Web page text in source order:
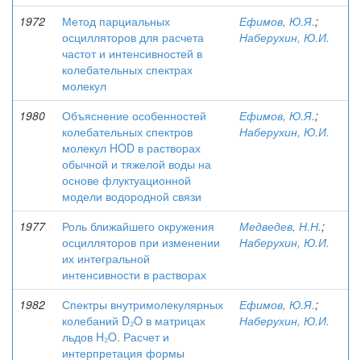
1972
Метод парциальных
осцилляторов для расчета
частот и интенсивностей в
колебательных спектрах
молекул
Ефимов, Ю.Я.;
Наберухин, Ю.И.
1980
Объяснение особенностей
колебательных спектров
молекул HOD в растворах
обычной и тяжелой воды на
основе флуктуационной
модели водородной связи
Ефимов, Ю.Я.;
Наберухин, Ю.И.
1977
Роль ближайшего окружения
осцилляторов при изменении
их интегральной
интенсивности в растворах
Медведев, Н.Н.;
Наберухин, Ю.И.
1982
Спектры внутримолекулярных
колебаний D₂O в матрицах
льдов H₂O. Расчет и
интерпретация формы
Ефимов, Ю.Я.;
Наберухин, Ю.И.